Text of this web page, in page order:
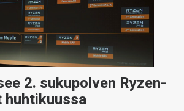
2. sukupolven Ryzen-